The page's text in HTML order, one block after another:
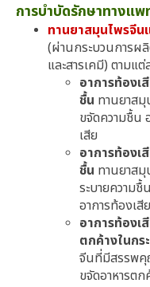
การบำบัดรักษาทางแ
ทานยาสมุนไพรจี
(ผ่านกระบวนการผ
และสารเคมี) ตามแต่
อาการท้องเ
ชื้น ทานยาส
ขจัดความชื้น
เสีย
อาการท้องเ
ชื้น ทานยาส
ระบายความชื้
อาการท้องเสีย
อาการท้องเ
ตกค้างในกร
จีนที่มีสรรพคุ
ขจัดอาหารต